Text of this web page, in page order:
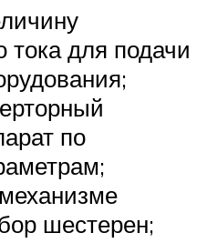
тока для подачи
по
шестерен;